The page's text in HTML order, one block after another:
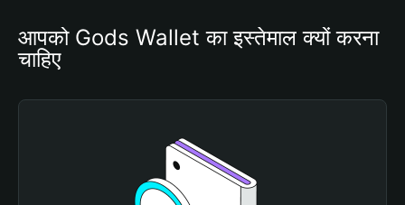
आपको Gods Wallet का इस्तेमाल क्यों करना
चाहिए